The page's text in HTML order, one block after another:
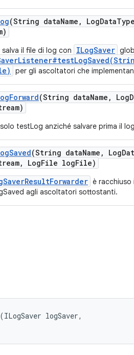
(String dataName , LogData
il file di log con ILogSaver
per gli ascoltatori che
Forward(String dataName , Log
testLog anziché salvare prima il
Saved(String dataName , Log
, LogFile logFile)
è racchiuso
agli ascoltatori sottostanti.
logSaver,